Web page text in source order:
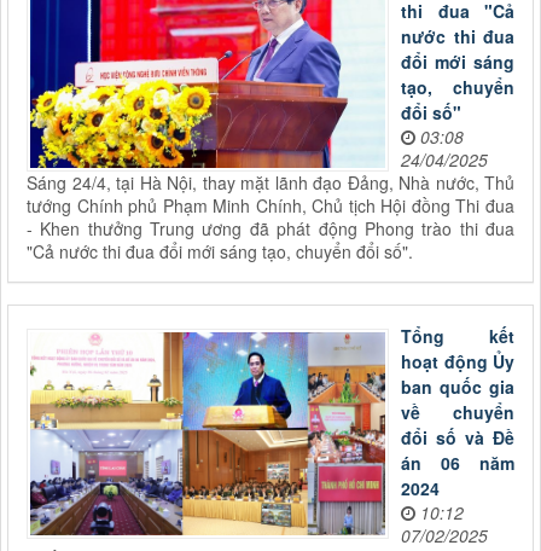
thi đua "Cả
nước thi đua
đổi mới sáng
tạo, chuyển
đổi số"
03:08
24/04/2025
Sáng 24/4, tại Hà Nội, thay mặt lãnh đạo Đảng, Nhà nước, Thủ
tướng Chính phủ Phạm Minh Chính, Chủ tịch Hội đồng Thi đua
- Khen thưởng Trung ương đã phát động Phong trào thi đua
"Cả nước thi đua đổi mới sáng tạo, chuyển đổi số".
Tổng kết
hoạt động Ủy
ban quốc gia
về chuyển
đổi số và Đề
án 06 năm
2024
10:12
07/02/2025